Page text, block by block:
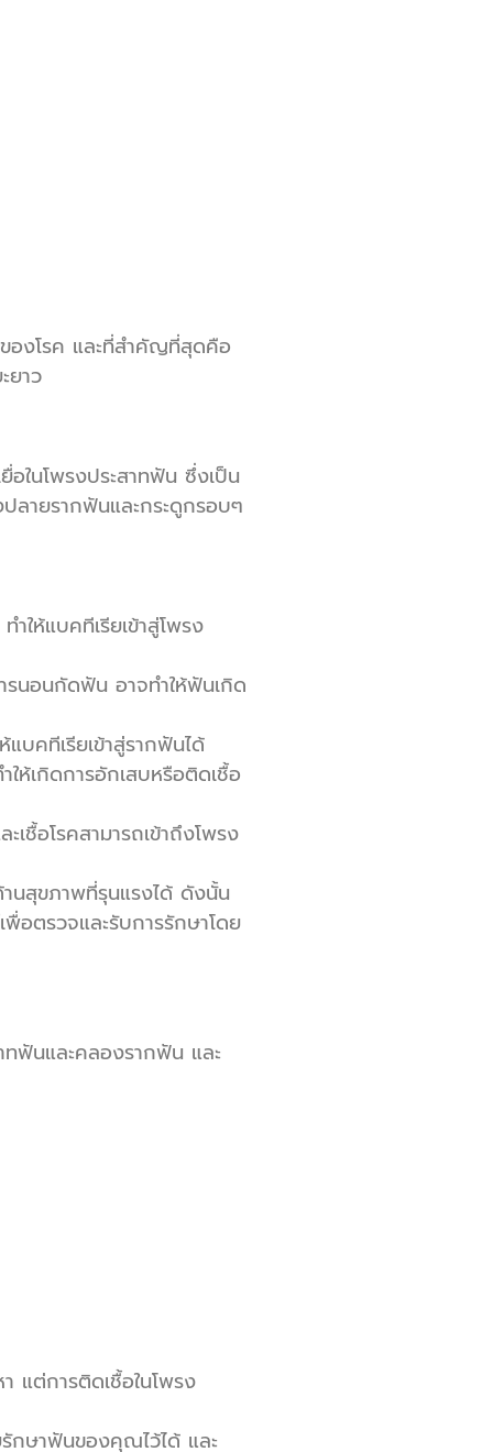
องโรค และที่สำคัญที่สุดคือ
ยาว
อในโพรงประสาทฟัน ซึ่งเป็น
ลายรากฟันและกระดูกรอบๆ
ให้แบคทีเรียเข้าสู่โพรง
รนอนกัดฟัน อาจทำให้ฟันเกิด
บคทีเรียเข้าสู่รากฟันได้
ห้เกิดการอักเสบหรือติดเชื้อ
ชื้อโรคสามารถเข้าถึงโพรง
นสุขภาพที่รุนแรงได้ ดังนั้น
ตรวจและรับการรักษาโดย
ทฟันและคลองรากฟัน และ
แต่การติดเชื้อในโพรง
กษาฟันของคุณไว้ได้ และ